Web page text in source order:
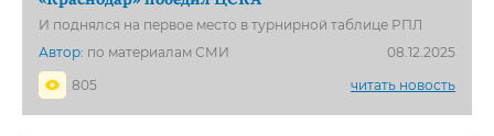
И поднялся на первое место в турнирной таблице РПЛ
Автор: по материалам СМИ
08.12.2025
805
читать новость